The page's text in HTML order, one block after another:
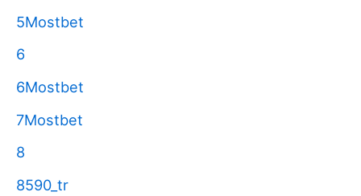
5Mostbet
6
6Mostbet
7Mostbet
8
8590_tr